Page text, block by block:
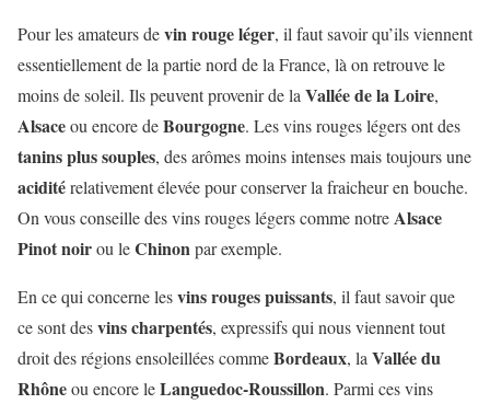
Pour les amateurs devin rouge léger, il faut savoir qu’ils viennent
essentiellement de la partie nord de la France, là on retrouve le
moins de soleil. Ils peuvent provenir de la Vallée de la Loire,
Alsaceou encore deBourgogne. Les vins rouges légers ont des
tanins plus souples, des arômes moins intenses mais toujours une
aciditérelativement élevée pour conserver la fraicheur en bouche.
On vous conseille des vins rouges légers comme notreAlsace
Pinot noirou leChinonpar exemple.
En ce qui concerne lesvins rouges puissants, il faut savoir que
ce sont desvins charpentés, expressifs qui nous viennent tout
droit des régions ensoleillées commeBordeaux, la Vallée du
Rhôneou encore leLanguedoc-Roussillon. Parmi ces vins